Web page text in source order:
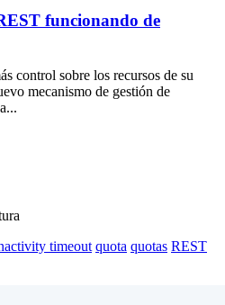
funcionando de
control sobre los recursos de su
mecanismo de gestión de
timeout quota quotas REST